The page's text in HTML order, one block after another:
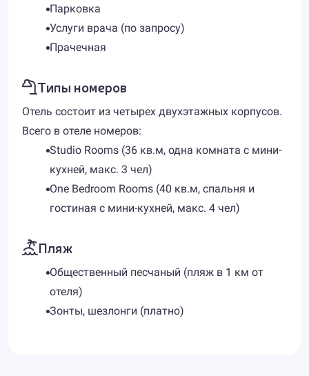
Парковка
Услуги врача (по запросу)
Прачечная
Типы номеров
Отель состоит из четырех двухэтажных корпусов.
Всего в отеле номеров:
Studio Rooms (36 кв.м, одна комната с мини-
кухней, макс. 3 чел)
One Bedroom Rooms (40 кв.м, спальня и
гостиная с мини-кухней, макс. 4 чел)
Пляж
Общественный песчаный (пляж в 1 км от
отеля)
Зонты, шезлонги (платно)